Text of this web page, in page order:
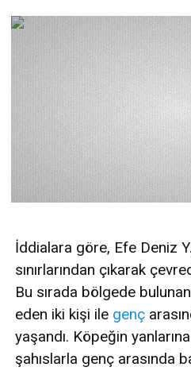
İddialara göre, Efe Deniz
sınırlarından çıkarak
Bu sırada bölgede
eden iki kişi ile genç
yaşandı. Köpeğin
şahıslarla genç arasında